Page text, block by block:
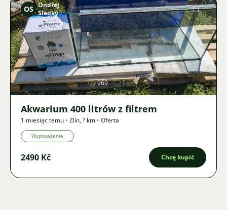
Zdjęcie
OS Ondřej
Sladký
969 1
Akwarium 400 litrów z filtrem
1 miesiąc temu • Zlín,? km • Oferta
Wyposażenie
2490 Kč Chcę kupić